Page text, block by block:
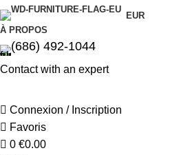
EUR
À PROPOS
(686) 492-1044
Contact with an expert
Connexion / Inscription
Favoris
0 €0.00